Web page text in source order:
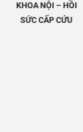
KHOA NỘI – HỒI
SỨC CẤP CỨU